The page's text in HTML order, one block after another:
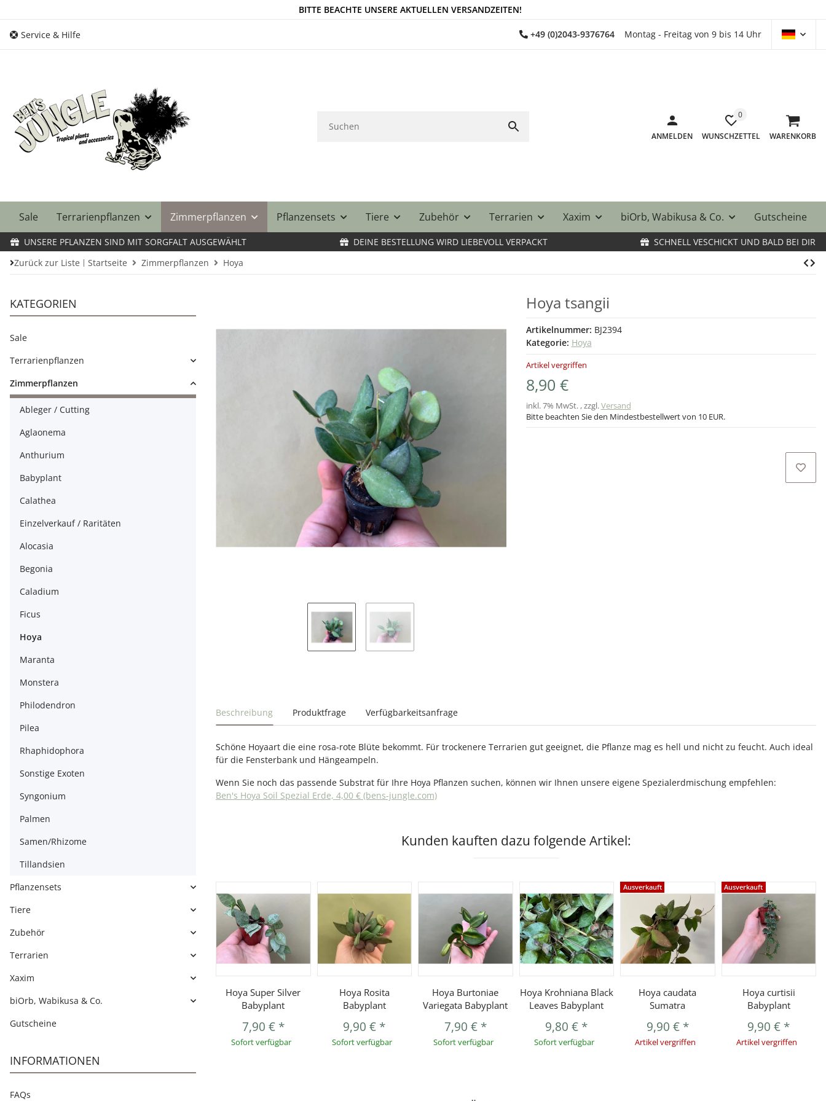
BITTE BEACHTE UNSERE AKTUELLEN VERSANDZEITEN!
Service & Hilfe +49 (0)2043-9376764 Montag - Freitag von 9 bis 14 Uhr
ANMELDEN
0
WUNSCHZETTEL WARENKORB
Sale Terrarienpflanzen Zimmerpflanzen Pflanzensets Tiere Zubehör Terrarien Xaxim biOrb, Wabikusa & Co. Gutscheine
UNSERE PFLANZEN SIND MIT SORGFALT AUSGEWÄHLT DEINE BESTELLUNG WIRD LIEBEVOLL VERPACKT
SCHNELL VESCHICKT UND BALD BEI DIR
Zurück zur Liste
Startseite Zimmerpflanzen Hoya
Hoya tsangii
Artikelnummer: BJ2394
Kategorie: Hoya
Artikel vergriffen
8,90 €
inkl. 7% MwSt. , zzgl.Versand
Bitte beachten Sie den Mindestbestellwert von 10 EUR.
weitere Registerkarten anzeigen
Beschreibung Produktfrage Verfügbarkeitsanfrage
Schöne Hoyaart die eine rosa-rote Blüte bekommt. Für trockenere Terrarien gut geeignet, die Pflanze mag es hell und nicht zu feucht. Auch ideal
für die Fensterbank und Hängeampeln.
Wenn Sie noch das passende Substrat für Ihre Hoya Pflanzen suchen, können wir Ihnen unsere eigene Spezialerdmischung empfehlen:
Ben's Hoya Soil Spezial Erde, 4,00 € (bens-jungle.com)
Kunden kauften dazu folgende Artikel:
Hoya Super Silver
Babyplant
7,90 € *
Sofort verfügbar
Hoya Rosita
Babyplant
9,90 € *
Sofort verfügbar
Hoya Burtoniae
Variegata Babyplant
7,90 € *
Sofort verfügbar
Hoya Krohniana Black
Leaves Babyplant
9,80 € *
Sofort verfügbar
Ausverkauft
Hoya caudata
Sumatra
9,90 € *
Artikel vergriffen
Ausverkauft
Hoya curtisii
Babyplant
9,90 € *
Artikel vergriffen
KATEGORIEN
Sale
Terrarienpflanzen
Zimmerpflanzen
Ableger / Cutting
Aglaonema
Anthurium
Babyplant
Calathea
Einzelverkauf / Raritäten
Alocasia
Begonia
Caladium
Ficus
Hoya
Maranta
Monstera
Philodendron
Pilea
Rhaphidophora
Sonstige Exoten
Syngonium
Palmen
Samen/Rhizome
Tillandsien
Pflanzensets
Tiere
Zubehör
Terrarien
Xaxim
biOrb, Wabikusa & Co.
Gutscheine
INFORMATIONEN
FAQs